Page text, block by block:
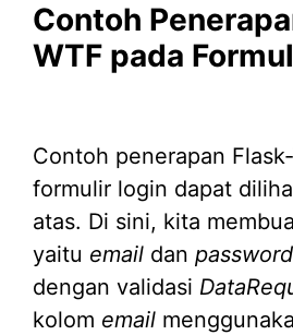
Contoh
WTF pada
Contoh penerapan
formulir login dapat
atas. Di sini, kita
yaitu email dan password
dengan validasi
kolom email